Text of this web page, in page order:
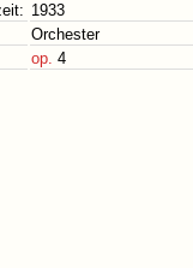
1933
Orchester
op. 4